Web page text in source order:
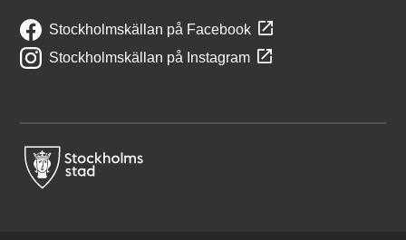
Stockholmskällan på Facebook
Stockholmskällan på Instagram